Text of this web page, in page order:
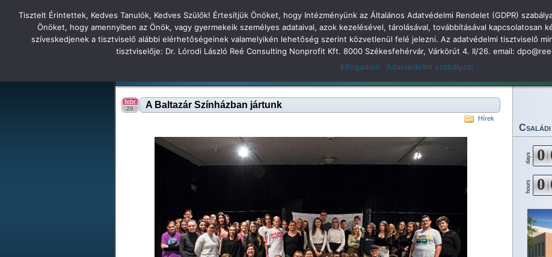
Főoldal Hírek Tudás Állandóság Gondolkodás
Tatabányai Árpád Gimnázium 2
A Baltazár Színházban jártunk
febr
26
Hírek
Tatabányai Árpád Gimnázium 2
Családi
days 0
hours 0
Tisztelt Érintettek, Kedves Tanulók, Kedves Szülők! Értesítjük Önöket, hogy Intézményünk az Általános Adatvédelmi Rendelet (GDPR)
Önöket, hogy amennyiben az Önök, vagy gyermekeik személyes adataival, azok kezelésével, tárolásával, továbbításával kapcsolatosan
szíveskedjenek a tisztviselő alábbi elérhetőségeinek valamelyikén lehetőség szerint közvetlenül felé jelezni. Az adatvédelmi tisztviselő
tisztviselője: Dr. Lórodi László Reé Consulting Nonprofit Kft. 8000 Székesfehérvár, Várkörút 4. II/26. email:
Elfogadom
Adatvédelmi szabályzat